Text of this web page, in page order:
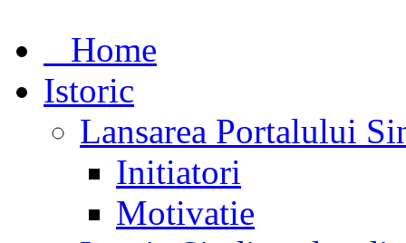
Home
Istoric
Lansarea Portalului
Initiatori
Motivatie